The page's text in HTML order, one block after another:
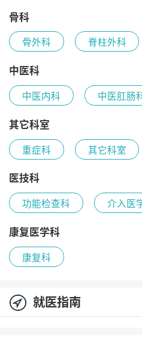
骨科
骨外科 脊柱外科
中医科
中医内科 中医肛肠
中医科综合
其它科室
重症科 其它科室
医技科
功能检查科 介入医
放射科
康复医学科
康复科
就医指南